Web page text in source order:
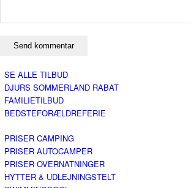
SE ALLE TILBUD
DJURS SOMMERLAND RABAT
FAMILIETILBUD
BEDSTEFORÆLDREFERIE
PRISER CAMPING
PRISER AUTOCAMPER
PRISER OVERNATNINGER
HYTTER & UDLEJNINGSTELT